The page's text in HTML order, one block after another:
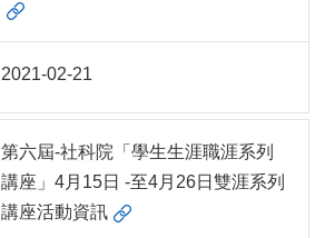
2021-02-21
第六屆-社科院「學生生涯職涯系列
講座」4月15日 -至4月26日雙涯系列
講座活動資訊